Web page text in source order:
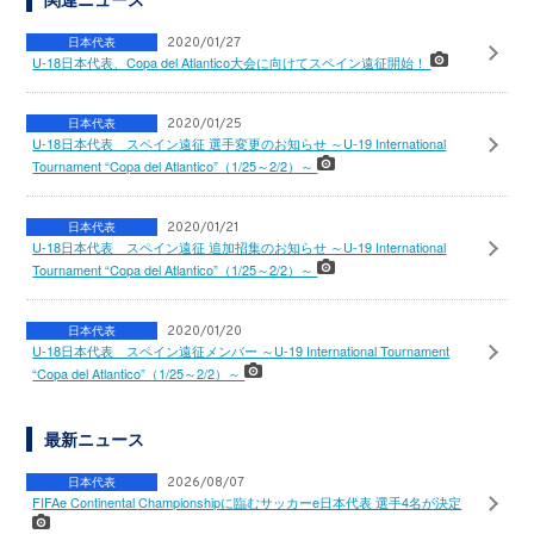
日本代表 2020/01/27
U-18日本代表、Copa del Atlantico大会に向けてスペイン遠征開始！
日本代表 2020/01/25
U-18日本代表 スペイン遠征 選手変更のお知らせ ～U-19 International
Tournament “Copa del Atlantico”（1/25～2/2）～
日本代表 2020/01/21
U-18日本代表 スペイン遠征 追加招集のお知らせ ～U-19 International
Tournament “Copa del Atlantico”（1/25～2/2）～
日本代表 2020/01/20
U-18日本代表 スペイン遠征メンバー ～U-19 International Tournament
“Copa del Atlantico”（1/25～2/2）～
最新ニュース
日本代表 2026/08/07
FIFAe Continental Championshipに臨むサッカーe日本代表 選手4名が決定